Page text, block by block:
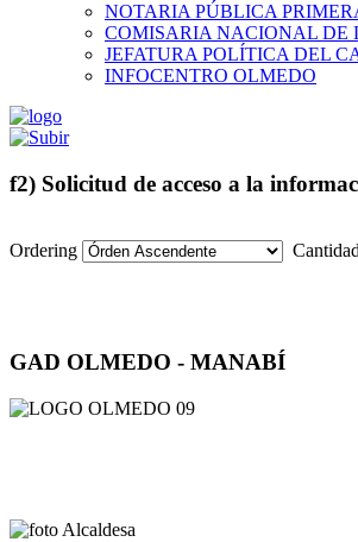
NOTARIA PÚBLICA
COMISARIA NACIONAL DE
JEFATURA POLÍTICA DEL
INFOCENTRO OLMEDO
f2) Solicitud de acceso a la
Ordering
GAD OLMEDO - MANABÍ